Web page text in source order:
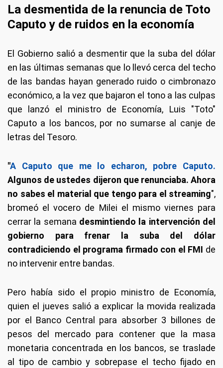
La desmentida de la renuncia de Toto
Caputo y de ruidos en la economía
El Gobierno salió a desmentir que la suba del dólar
en las últimas semanas que lo llevó cerca del techo
de las bandas hayan generado ruido o cimbronazo
económico, a la vez que bajaron el tono a las culpas
que lanzó el ministro de Economía, Luis "Toto"
Caputo a los bancos, por no sumarse al canje de
letras del Tesoro.
"A Caputo que me lo echaron, pobre Caputo.
Algunos de ustedes dijeron que renunciaba. Ahora
no sabes el material que tengo para el streaming",
bromeó el vocero de Milei el mismo viernes para
cerrar la semana desmintiendo la intervención del
gobierno para frenar la suba del dólar
contradiciendo el programa firmado con el FMI de
no intervenir entre bandas.
Pero había sido el propio ministro de Economía,
quien el jueves salió a explicar la movida realizada
por el Banco Central para absorber 3 billones de
pesos del mercado para contener que la masa
monetaria concentrada en los bancos, se traslade
al tipo de cambio y sobrepase el techo fijado en